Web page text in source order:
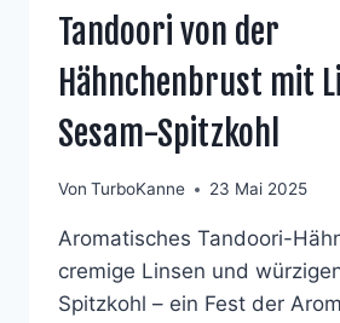
Tandoori von der
Hähnchenbrust mit
Sesam-Spitzkohl
Von TurboKanne 23 Mai 2025
Aromatisches Tandoori-
cremige Linsen und
Spitzkohl – ein Fest der